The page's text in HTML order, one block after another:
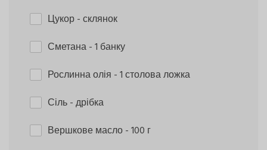
Цукор- склянок
Сметана- 1 банку
Рослинна олія - 1 столова ложка
Сіль- дрібка
Вершкове масло- 100 г